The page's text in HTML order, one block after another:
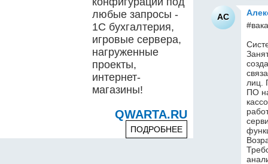
любые запросы -
1С бухгалтерия,
игровые сервера,
нагруженные
проекты,
интернет-
магазины!
QWARTA.RU
ПОДРОБНЕЕ
АС
лиц.
ПО